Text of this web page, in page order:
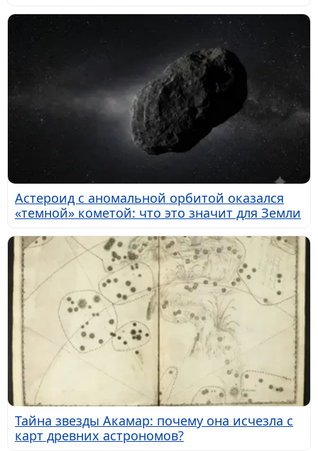
Астероид с аномальной орбитой оказался
«темной» кометой: что это значит для Земли
Тайна звезды Акамар: почему она исчезла с
карт древних астрономов?